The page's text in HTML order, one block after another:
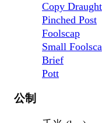
Copy Draught
Pinched Post
Foolscap
Small
Brief
Pott
公制